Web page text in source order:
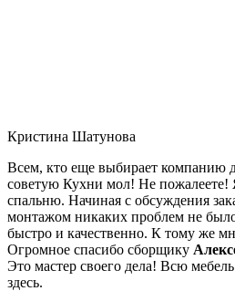
Кристина Шатунова
Всем, кто еще выбирает компанию
советую Кухни мол! Не пожалеете!
спальню. Начиная с обсуждения
монтажом никаких проблем не
быстро и качественно. К тому же
Огромное спасибо сборщику
Это мастер своего дела! Всю мебель
здесь.